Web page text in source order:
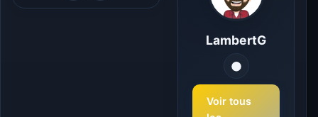
LambertG
Voir tous